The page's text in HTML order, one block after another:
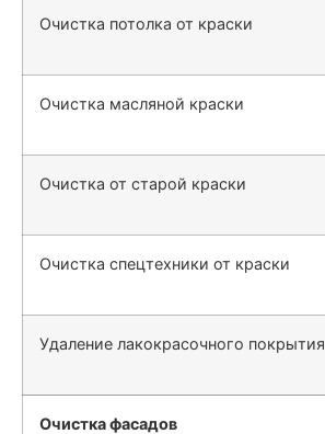
Очистка потолка от краски
Очистка масляной краски
Очистка от старой краски
Очистка спецтехники от краски
Удаление лакокрасочного покрытия
Очистка фасадов